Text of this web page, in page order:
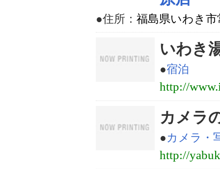
●住所： 福島県いわき
いわき
●宿泊
http://
カメラ
●カメラ・
http://